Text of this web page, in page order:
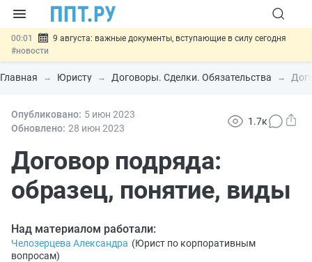
00:01
9 августа: важные документы, вступающие в силу сегодня
#новости
07.08 Подписан закон о блокировке продажи опасных товаров через
«Честный знак»#новости
07.08 Госпошлину за устранение ошибок в документах предлагают
отменить#новости
отношений
Главная Юристу Договоры. Сделки. Обязательства
Опубликовано: 5 июн 2023
Обновлено: 28 июн 2023
1.7к
Договор подряда:
образец, понятие, виды
Над материалом работали:
Челозерцева Александра (Юрист по корпоративным
вопросам)